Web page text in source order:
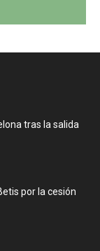
tras la salida
por la cesión